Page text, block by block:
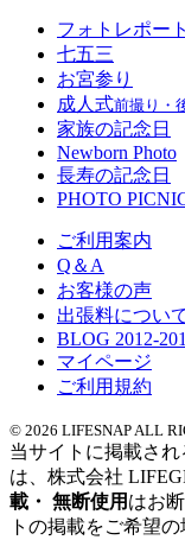
フォトレポート
七五三
お宮参り
成人式前撮り・
家族の記念日
Newborn Photo
長寿の記念日
PHOTO
ご利用案内
Q＆A
お客様の声
出張料につい
BLOG 2012-
マイページ
ご利用規約
© 2026 LIFESNAP ALL
当サイトに掲載され
は、 株式会社
載・ 無断使用 はお
トの掲載をご希望の